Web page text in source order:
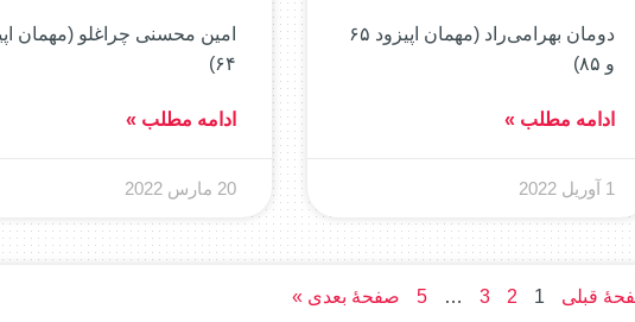
دومان بهرامی‌راد (مهمان اپیزود ۶۵
و ۸۵)
ادامه مطلب »
1 آوریل 2022
امین محسنی چراغلو (مهمان
۶۴)
ادامه مطلب »
20 مارس 2022
قبلی 1
2
3
…
5 صفحهٔ بعدی »